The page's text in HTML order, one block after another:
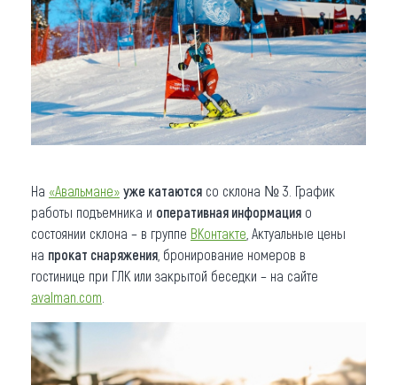
На «Авальмане» уже катаются со склона № 3. График
работы подъемника и оперативная информация о
состоянии склона – в группе ВКонтакте , Актуальные цены
на прокат снаряжения , бронирование номеров в
гостинице при ГЛК или закрытой беседки – на сайте
avalman.com